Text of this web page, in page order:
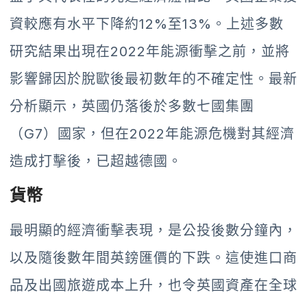
資較應有水平下降約12%至13%。上述多數
研究結果出現在2022年能源衝擊之前，並將
影響歸因於脫歐後最初數年的不確定性。最新
分析顯示，英國仍落後於多數七國集團
（G7）國家，但在2022年能源危機對其經濟
造成打擊後，已超越德國。
貨幣
最明顯的經濟衝擊表現，是公投後數分鐘內，
以及隨後數年間英鎊匯價的下跌。這使進口商
品及出國旅遊成本上升，也令英國資產在全球